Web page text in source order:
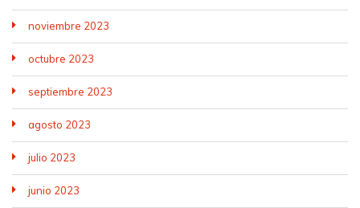
noviembre 2023
octubre 2023
septiembre 2023
agosto 2023
julio 2023
junio 2023